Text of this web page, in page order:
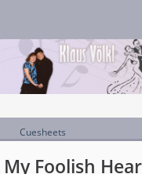
Cuesheets
My Foolish